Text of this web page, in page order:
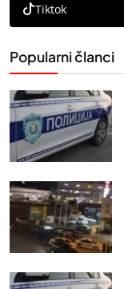
Tiktok
Popularni članci